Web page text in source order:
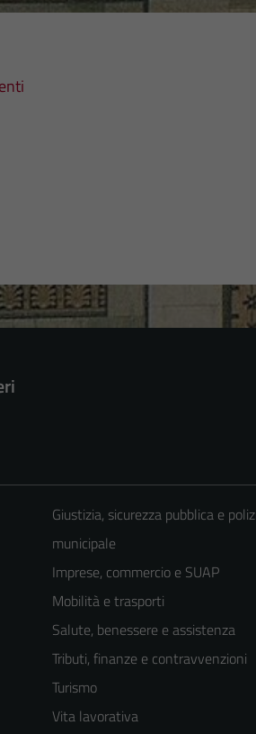
Giustizia, sicurezza pubblica e
municipale
Imprese, commercio e SUAP
Mobilità e trasporti
Salute, benessere e assistenza
Tributi, finanze e contravvenzioni
Turismo
Vita lavorativa